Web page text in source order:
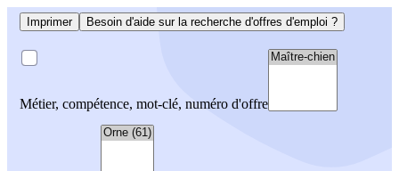
Imprimer Besoin d'aide sur la recherche d'offres d'emploi ?
Métier, compétence, mot-clé, numéro d'offre